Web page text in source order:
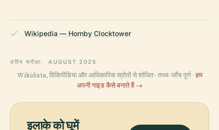
Wikipedia — Hornby Clocktower
अंतिम समीक्षा: AUGUST 2025
Wikidata, विकिपीडिया और आधिकारिक स्रोतों से शोधित · तथ्य-जाँच पूर्ण · हम
अपनी गाइड कैसे बनाते हैं →
इलाके को घूमें